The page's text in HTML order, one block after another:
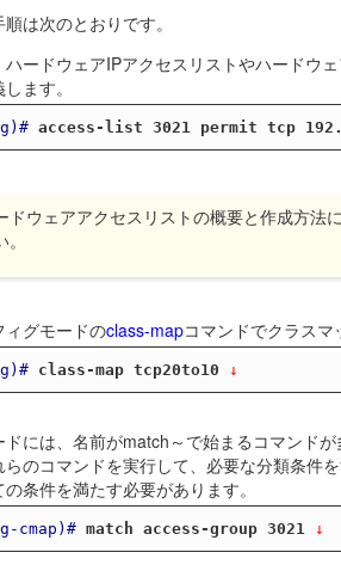
は次のとおりです。
ードウェアIPアクセスリストやハードウ
ます。
access-list 3021 permit tcp
ドウェアアクセスリストの概要と作成方法
ィグモードのclass-mapコマンドでクラス
class-map tcp20to10 ↓
ドには、名前がmatch～で始まるコマンド
らのコマンドを実行して、必要な分類条件
条件を満たす必要があります。
cmap)# match access-group 3021 ↓